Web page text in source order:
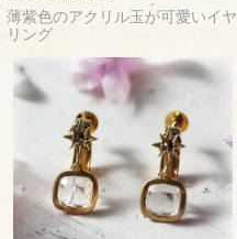
薄紫色のアクリル玉が可愛いイヤ
リング